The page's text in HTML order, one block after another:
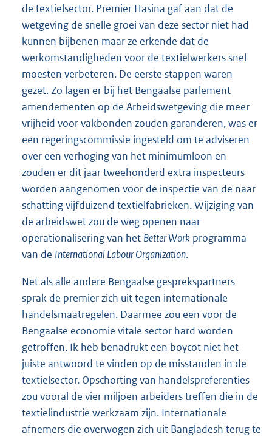
de textielsector. Premier Hasina gaf aan dat de
wetgeving de snelle groei van deze sector niet had
kunnen bijbenen maar ze erkende dat de
werkomstandigheden voor de textielwerkers snel
moesten verbeteren. De eerste stappen waren
gezet. Zo lagen er bij het Bengaalse parlement
amendementen op de Arbeidswetgeving die meer
vrijheid voor vakbonden zouden garanderen, was er
een regeringscommissie ingesteld om te adviseren
over een verhoging van het minimumloon en
zouden er dit jaar tweehonderd extra inspecteurs
worden aangenomen voor de inspectie van de naar
schatting vijfduizend textielfabrieken. Wijziging van
de arbeidswet zou de weg openen naar
operationalisering van het Better Work programma
van de International Labour Organization.
Net als alle andere Bengaalse gesprekspartners
sprak de premier zich uit tegen internationale
handelsmaatregelen. Daarmee zou een voor de
Bengaalse economie vitale sector hard worden
getroffen. Ik heb benadrukt een boycot niet het
juiste antwoord te vinden op de misstanden in de
textielsector. Opschorting van handelspreferenties
zou vooral de vier miljoen arbeiders treffen die in de
textielindustrie werkzaam zijn. Internationale
afnemers die overwogen zich uit Bangladesh terug te